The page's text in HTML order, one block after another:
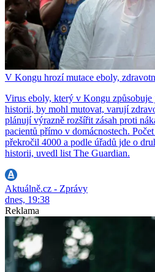
V Kongu hrozí mutace eboly,
Virus eboly, který v Kongu
historii, by mohl mutovat, varují
plánují výrazně rozšířit zásah proti
pacientů přímo v domácnostech.
překročil 4000 a podle úřadů jde o
historii, uvedl list The Guardian.
Aktuálně.cz - Zprávy
dnes, 19:38
Reklama